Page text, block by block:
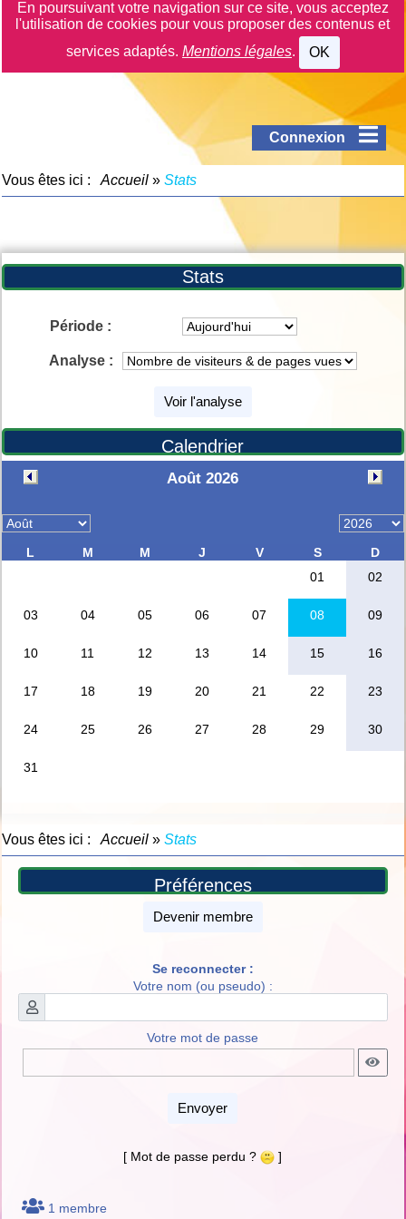
En poursuivant votre navigation sur ce site, vous acceptez
l'utilisation de cookies pour vous proposer des contenus et
services adaptés. Mentions légales. OK
Connexion
Vous êtes ici : Accueil»Stats
Stats
Période :
Analyse :
Voir l'analyse
Calendrier
Vous êtes ici : Accueil»Stats
Préférences
Devenir membre
Se reconnecter :
Votre nom (ou pseudo) :
Votre mot de passe
Envoyer
[ Mot de passe perdu ? ]
1 membre